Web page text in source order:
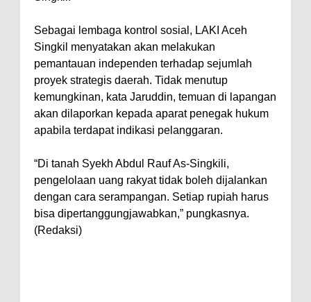
Sebagai lembaga kontrol sosial, LAKI Aceh
Singkil menyatakan akan melakukan
pemantauan independen terhadap sejumlah
proyek strategis daerah. Tidak menutup
kemungkinan, kata Jaruddin, temuan di lapangan
akan dilaporkan kepada aparat penegak hukum
apabila terdapat indikasi pelanggaran.
“Di tanah Syekh Abdul Rauf As-Singkili,
pengelolaan uang rakyat tidak boleh dijalankan
dengan cara serampangan. Setiap rupiah harus
bisa dipertanggungjawabkan,” pungkasnya.
(Redaksi)